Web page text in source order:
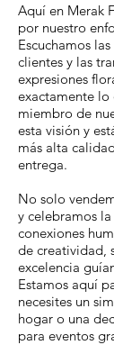
Aquí en Merak
por nuestro
Escuchamos
clientes y las
expresiones
exactamente lo
miembro de
esta visión y
más alta
entrega.
No solo
y celebramos
conexiones
de creatividad,
excelencia
Estamos aquí
necesites un
hogar o una
para eventos